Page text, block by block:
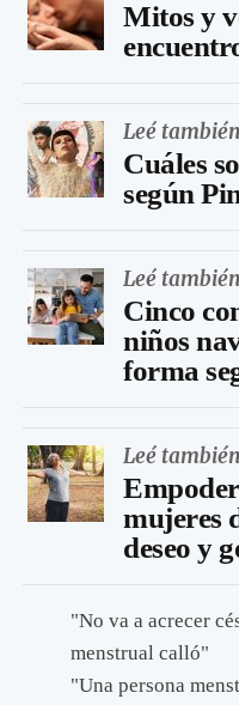
Mitos y
Leé también
Cuáles
según
Leé también
Cinco
niños
forma
Leé también
mujeres
deseo y
"No va a acrecer
menstrual calló"
"Una persona